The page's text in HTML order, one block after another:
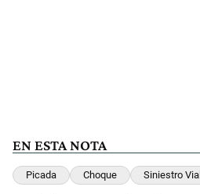
EN ESTA NOTA
Picada Choque Siniestro Vial